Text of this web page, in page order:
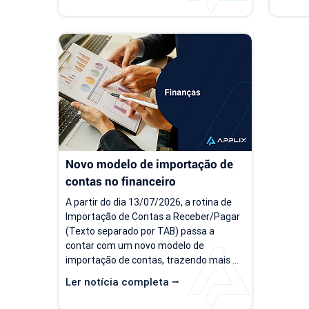
modelo de gestão muitas vezes
carteira de clientes, novos contratos,
cobranças recorrentes e processos
financeiros mais complexos, aquilo que
antes era simples passa a consumir
tempo, gerar retrabalho e...
Novo modelo de importação de
contas no financeiro
Ler notícia completa ⭢
A partir do dia 13/07/2026, a rotina de
Importação de Contas a Receber/Pagar
(Texto separado por TAB) passa a
contar com um novo modelo de
importação de contas, trazendo mais
flexibilidade para o processo de
importação. Além da ampliação das
informações que podem ser importadas,